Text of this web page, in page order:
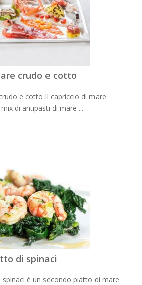
crudo e cotto
e cotto Il capriccio di mare
di antipasti di mare ...
di spinaci
è un secondo piatto di mare